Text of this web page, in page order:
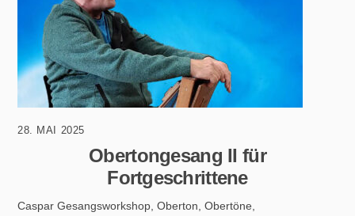
28. MAI 2025
Obertongesang II für
Fortgeschrittene
Caspar Gesangsworkshop ,Oberton ,Obertöne